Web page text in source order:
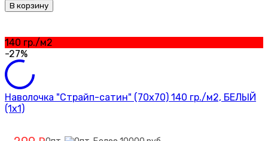
В корзину
140 гр./м2
-27%
Наволочка "Страйп-сатин" (70х70) 140 гр./м2, БЕЛЫЙ
(1х1)